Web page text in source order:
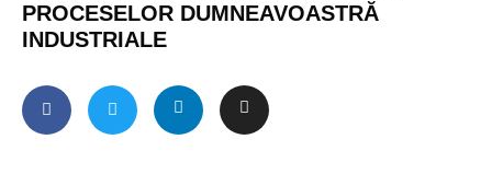
PROCESELOR DUMNEAVOASTRĂ
INDUSTRIALE